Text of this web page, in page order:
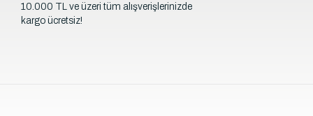
10.000 TL ve üzeri tüm alışverişlerinizde
kargo ücretsiz!